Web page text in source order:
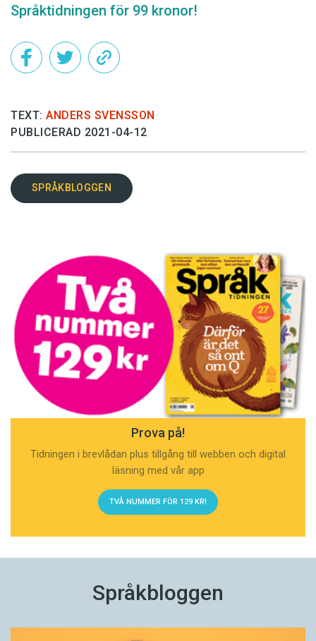
Språktidningen för 99 kronor!
TEXT: ANDERS SVENSSON
PUBLICERAD 2021-04-12
SPRÅKBLOGGEN
Prova på!
Tidningen i brevlådan plus tillgång till webben och digital
läsning med vår app
TVÅ NUMMER FÖR 129 KR!
Språkbloggen